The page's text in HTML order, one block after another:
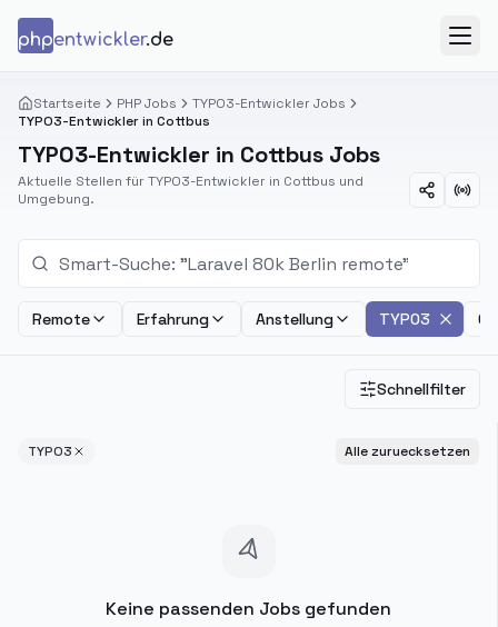
phpentwickler.de
Startseite PHP Jobs
TYPO3-Entwickler Jobs
TYPO3-Entwickler in Cottbus
TYPO3-Entwickler in Cottbus Jobs
Aktuelle Stellen für TYPO3-Entwickler in Cottbus und
Umgebung.
Remote Erfahrung Anstellung TYPO3
Schnellfilter
TYPO3 Alle zuruecksetzen
Keine passenden Jobs gefunden